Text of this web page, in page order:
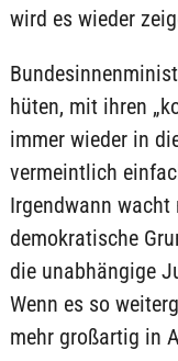
wird es wieder
hüten, mit ihren
immer wieder in
vermeintlich
Irgendwann
demokratische
die unabhängige
Wenn es so
mehr großartig in